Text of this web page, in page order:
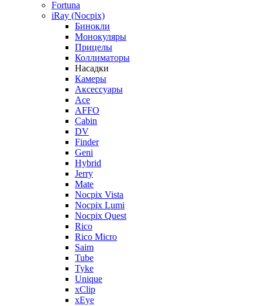
Fortuna
iRay (Nocpix)
Бинокли
Монокуляры
Прицелы
Коллиматоры
Насадки
Камеры
Аксессуары
Ace
AFFO
Cabin
DV
Finder
Geni
Hybrid
Jerry
Mate
Nocpix Vista
Nocpix Lumi
Nocpix Quest
Rico
Rico Micro
Saim
Tube
Tyke
Unique
xClip
xEye